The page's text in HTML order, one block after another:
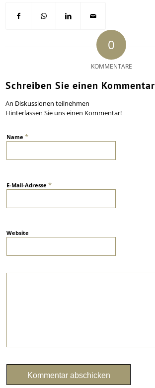
0
KOMMENTARE
Schreiben Sie einen Kommentar
An Diskussionen teilnehmen
Hinterlassen Sie uns einen Kommentar!
Name*
E-Mail-Adresse*
Website